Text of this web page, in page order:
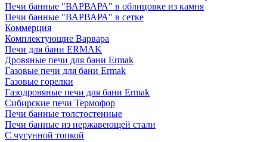
Печи банные "ВАРВАРА" в облицовке из камня
Печи банные "ВАРВАРА" в сетке
Коммерция
Комплектующие Варвара
Печи для бани ERMAK
Дровяные печи для бани Ermak
Газовые печи для бани Ermak
Газовые горелки
Газодровяные печи для бани Ermak
Сибирские печи Термофор
Печи банные толстостенные
Печи банные из нержавеющей стали
С чугунной топкой